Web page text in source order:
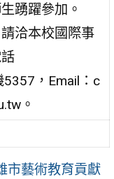
踴躍參加。
洽本校國際事
5357，Email：c
。
市藝術教育貢獻